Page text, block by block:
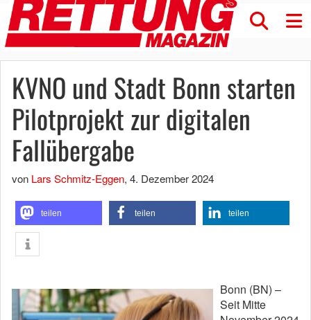
KVNO und Stadt Bonn starten
Pilotprojekt zur digitalen
Fallübergabe
von Lars Schmitz-Eggen, 4. Dezember 2024
teilen teilen teilen
Bonn (BN) –
Seit Mitte